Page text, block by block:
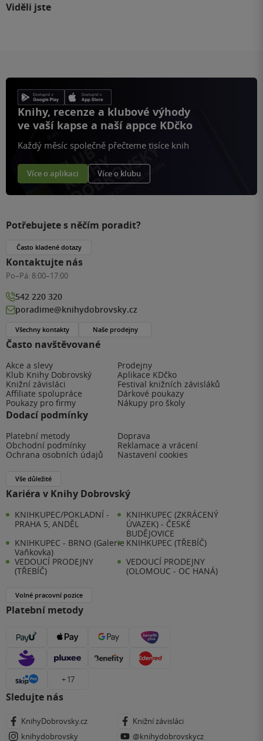
Viděli jste
Knihy, recenze a klubové výhody
ve vaší kapse a naší appce KDčko
Každý měsíc společně přečteme tisíce knih
Více o aplikaci Více o klubu
Často navštěvované
Akce a slevy
Prodejny
Klub Knihy Dobrovský
Aplikace KDčko
Knižní závisláci
Festival knižních závisláků
Affiliate spolupráce
Dárkové poukazy
Poukazy pro firmy
Nákupy pro školy
Dodací podmínky
Platební metody
Doprava
Obchodní podmínky
Reklamace a vrácení
Ochrana osobních údajů
Nastavení cookies
Vše důležité
Kariéra v Knihy Dobrovský
KNIHKUPEC/POKLADNÍ -
PRAHA 5, ANDĚL
KNIHKUPEC (ZKRÁCENÝ
ÚVAZEK) - ČESKÉ
BUDĚJOVICE
KNIHKUPEC - BRNO (Galerie
Vaňkovka)
KNIHKUPEC (TŘEBÍČ)
VEDOUCÍ PRODEJNY
(TŘEBÍČ)
VEDOUCÍ PRODEJNY
(OLOMOUC - OC HANÁ)
Volné pracovní pozice
Platební metody
+ 17
Sledujte nás
KnihyDobrovsky.cz
Knižní závisláci
knihydobrovsky
@knihydobrovskycz
Potřebujete s něčím poradit?
Často kladené dotazy
Kontaktujte nás
Po–Pá: 8:00–17:00
542 220 320
poradime@knihydobrovsky.cz
Všechny kontakty Naše prodejny